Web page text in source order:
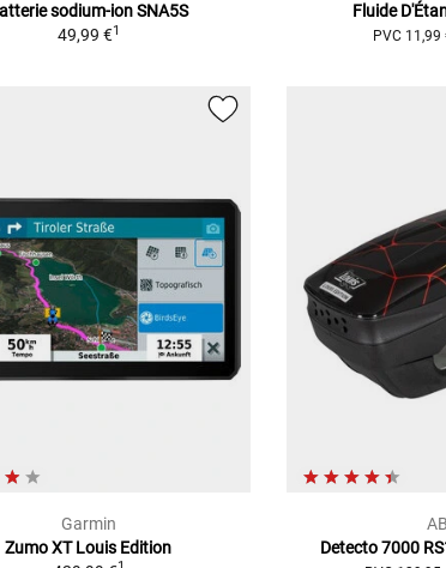
sodium-ion SNA5S
49,99 €1
Fluide
PVC 11,99
Garmin
Zumo XT Louis Edition
Detecto 7000